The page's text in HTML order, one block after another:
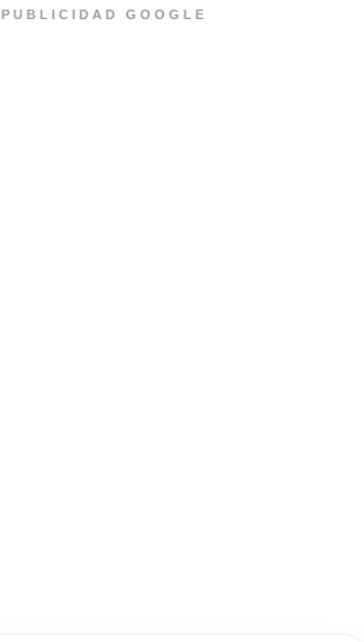
PUBLICIDAD GOOGLE